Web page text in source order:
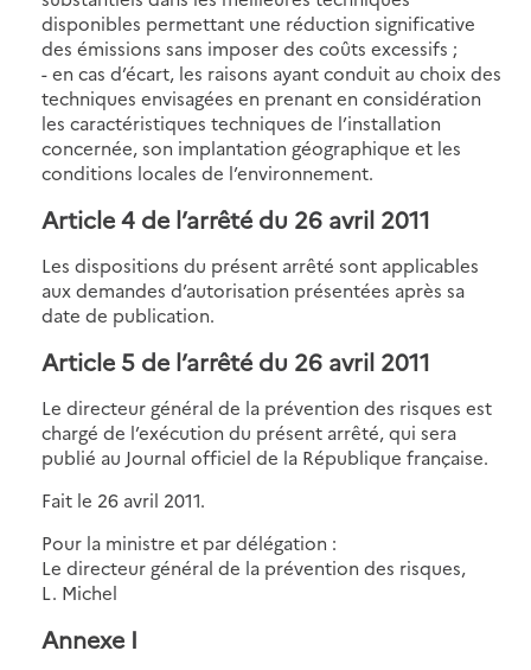
disponibles permettant une réduction significative
des émissions sans imposer des coûts excessifs ;
- en cas d’écart, les raisons ayant conduit au choix des
techniques envisagées en prenant en considération
les caractéristiques techniques de l’installation
concernée, son implantation géographique et les
conditions locales de l’environnement.
Article 4 de l’arrêté du 26 avril 2011
Les dispositions du présent arrêté sont applicables
aux demandes d’autorisation présentées après sa
date de publication.
Article 5 de l’arrêté du 26 avril 2011
Le directeur général de la prévention des risques est
chargé de l’exécution du présent arrêté, qui sera
publié au Journal officiel de la République française.
Fait le 26 avril 2011.
Pour la ministre et par délégation :
Le directeur général de la prévention des risques,
L. Michel
Annexe I